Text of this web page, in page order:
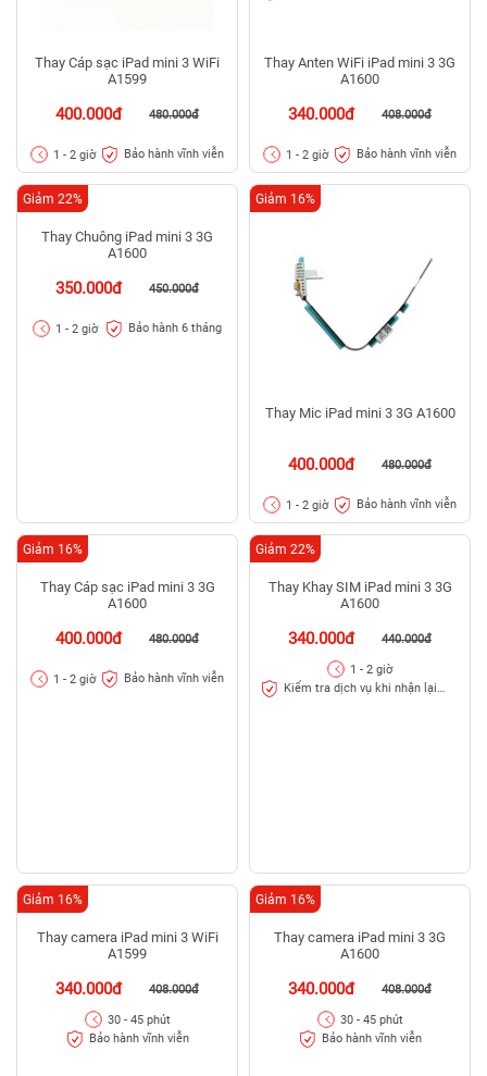
Thay Cáp sạc iPad mini 3 WiFi
A1599
400.000đ 480.000đ
1 - 2 giờ Bảo hành vĩnh viễn
Thay Anten WiFi iPad mini 3 3G
A1600
340.000đ 408.000đ
1 - 2 giờ Bảo hành vĩnh viễn
Giảm 22%
Thay Mic iPad mini 3 3G A1600
400.000đ 480.000đ
Giảm 16%
1 - 2 giờ Bảo hành vĩnh viễn
Giảm 16% Giảm 22%
Giảm 16% Giảm 16%